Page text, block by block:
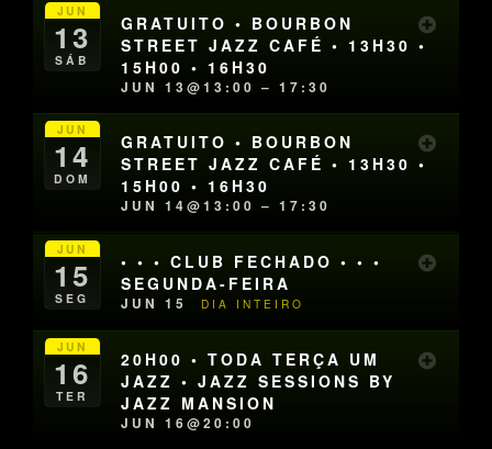
JUN
13
SÁB
GRATUITO • BOURBON
STREET JAZZ CAFÉ • 13H30 •
15H00 • 16H30
JUN 13@13:00 – 17:30
JUN
14
DOM
GRATUITO • BOURBON
STREET JAZZ CAFÉ • 13H30 •
15H00 • 16H30
JUN 14@13:00 – 17:30
JUN
15
SEG
• • • CLUB FECHADO • • •
SEGUNDA-FEIRA
JUN 15 DIA INTEIRO
JUN
16
TER
20H00 • TODA TERÇA UM
JAZZ • JAZZ SESSIONS BY
JAZZ MANSION
JUN 16@20:00